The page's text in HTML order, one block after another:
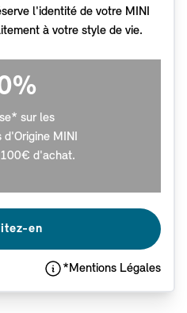
l'identité de votre MINI
à votre style de vie.
sur les
MINI
d'achat.
en
*Mentions Légales